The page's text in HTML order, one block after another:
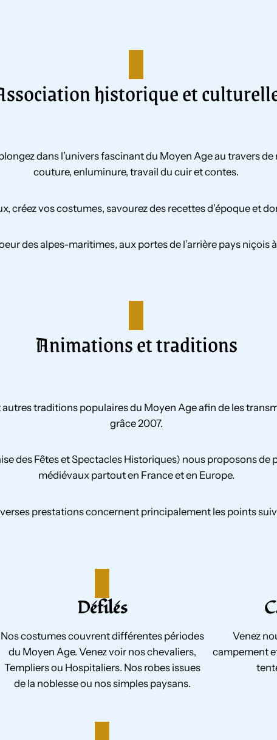
historique et
dans l’univers fascinant du Moyen Age au travers de
couture, enluminure, travail du cuir et contes.
créez vos costumes, savourez des recettes d’époque et
des alpes-maritimes, aux portes de l’arrière pays niçois
Animations et traditions
traditions populaires du Moyen Age afin de les
grâce 2007.
des Fêtes et Spectacles Historiques) nous proposons de
médiévaux partout en France et en Europe.
prestations concernent principalement les points
Défilés
Nos costumes couvrent différentes périodes
du Moyen Age. Venez voir nos chevaliers,
Templiers ou Hospitaliers. Nos robes issues
de la noblesse ou nos simples paysans.
Venez
campement